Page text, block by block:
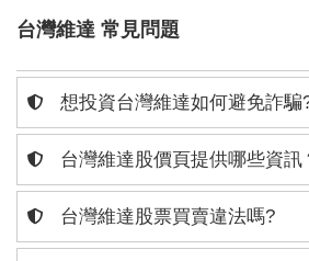
台灣維達 常見問題
想投資台灣維達如何避免詐騙
台灣維達股價頁提供哪些資訊
台灣維達股票買賣違法嗎?